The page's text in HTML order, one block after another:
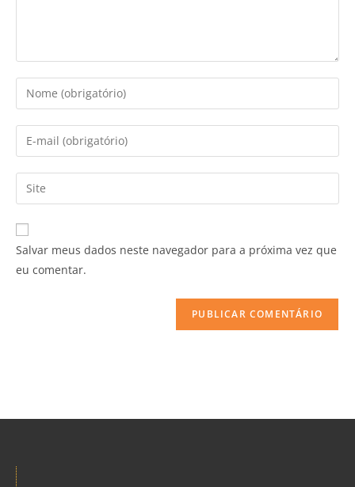
Salvar meus dados neste navegador para a próxima vez que
eu comentar.